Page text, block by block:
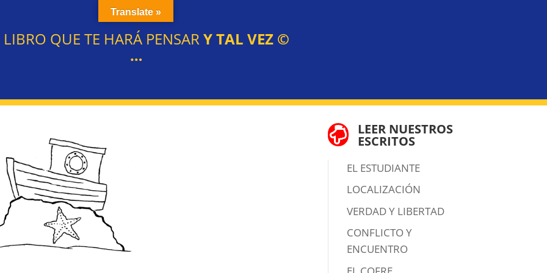
LIBRO QUE TE HARÁ PENSARY TAL VEZ ©
…
 LEER NUESTROS
ESCRITOS
EL ESTUDIANTE
LOCALIZACIÓN
VERDAD Y LIBERTAD
CONFLICTO Y
ENCUENTRO
Translate »